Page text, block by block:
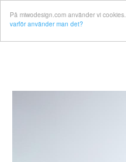
På miwodesign.com använder vi cookies.
varför använder man det?